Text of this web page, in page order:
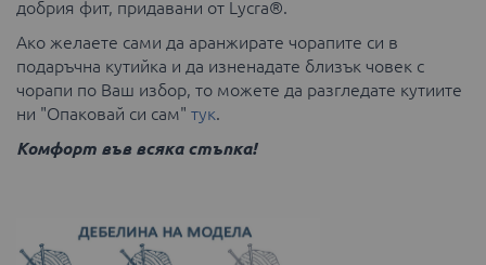
добрия фит, придавани от Lycra®.
Ако желаете сами да аранжирате чорапите си в
подаръчна кутийка и да изненадате близък човек с
чорапи по Ваш избор, то можете да разгледате кутиите
ни "Опаковай си сам" тук.
Комфорт във всяка стъпка!